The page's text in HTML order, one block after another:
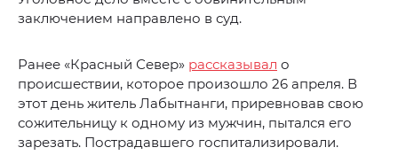
заключением направлено в суд.
Ранее «Красный Север» рассказывал о
происшествии, которое произошло 26 апреля. В
этот день житель Лабытнанги, приревновав свою
сожительницу к одному из мужчин, пытался его
зарезать. Пострадавшего госпитализировали.